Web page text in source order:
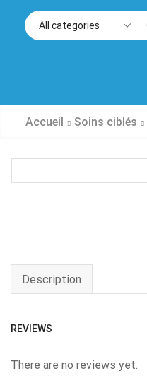
Accueil Soins ciblés
Description
REVIEWS
There are no reviews yet.